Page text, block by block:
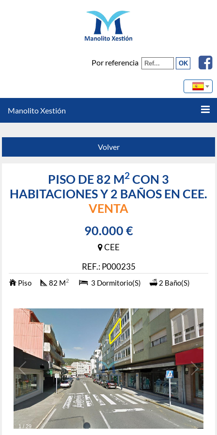
Por referencia
Manolito Xestión
Volver
PISO DE 82 M2 CON 3
HABITACIONES Y 2 BAÑOS EN CEE.
VENTA
90.000 €
CEE
REF.: P000235
Piso 82 M2 3 Dormitorio(s) 2 Baño(s)
1 / 29